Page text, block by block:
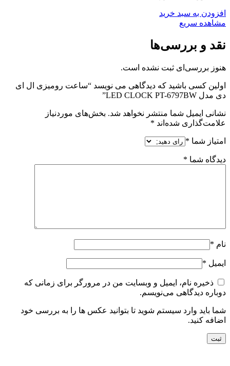
افزودن به سبد خرید
مشاهده سریع
نقد و بررسی‌ها
هنوز بررسی‌ای ثبت نشده است.
اولین کسی باشید که دیدگاهی می نویسد “ساعت رومیزی ال ای
دی مدل LED CLOCK PT-6797BW”
نشانی ایمیل شما منتشر نخواهد شد. بخش‌های موردنیاز
علامت‌گذاری شده‌اند *
امتیاز شما *
دیدگاه شما *
نام *
ایمیل *
ذخیره نام، ایمیل و وبسایت من در مرورگر برای زمانی که
دوباره دیدگاهی می‌نویسم.
شما باید وارد سیستم شوید تا بتوانید عکس ها را به بررسی خود
اضافه کنید.